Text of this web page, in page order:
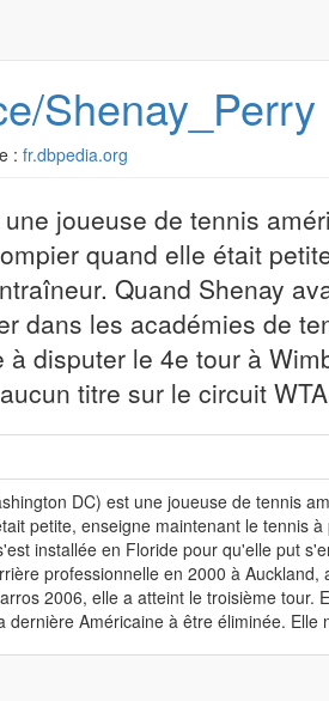
Shenay_Perry
: fr.dbpedia.org
joueuse de tennis
quand elle était
Quand Shenay
dans les académies de
disputer le 4e tour à
titre sur le circuit
DC) est une joueuse de tennis
petite, enseigne maintenant le tennis
installée en Floride pour qu'elle put
professionnelle en 2000 à
2006, elle a atteint le troisième tour.
Américaine à être éliminée. Elle